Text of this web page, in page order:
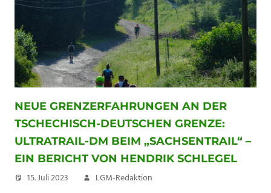
NEUE GRENZERFAHRUNGEN AN DER
TSCHECHISCH-DEUTSCHEN GRENZE:
ULTRATRAIL-DM BEIM „SACHSENTRAIL“ –
EIN BERICHT VON HENDRIK SCHLEGEL
15. Juli 2023 LGM-Redaktion